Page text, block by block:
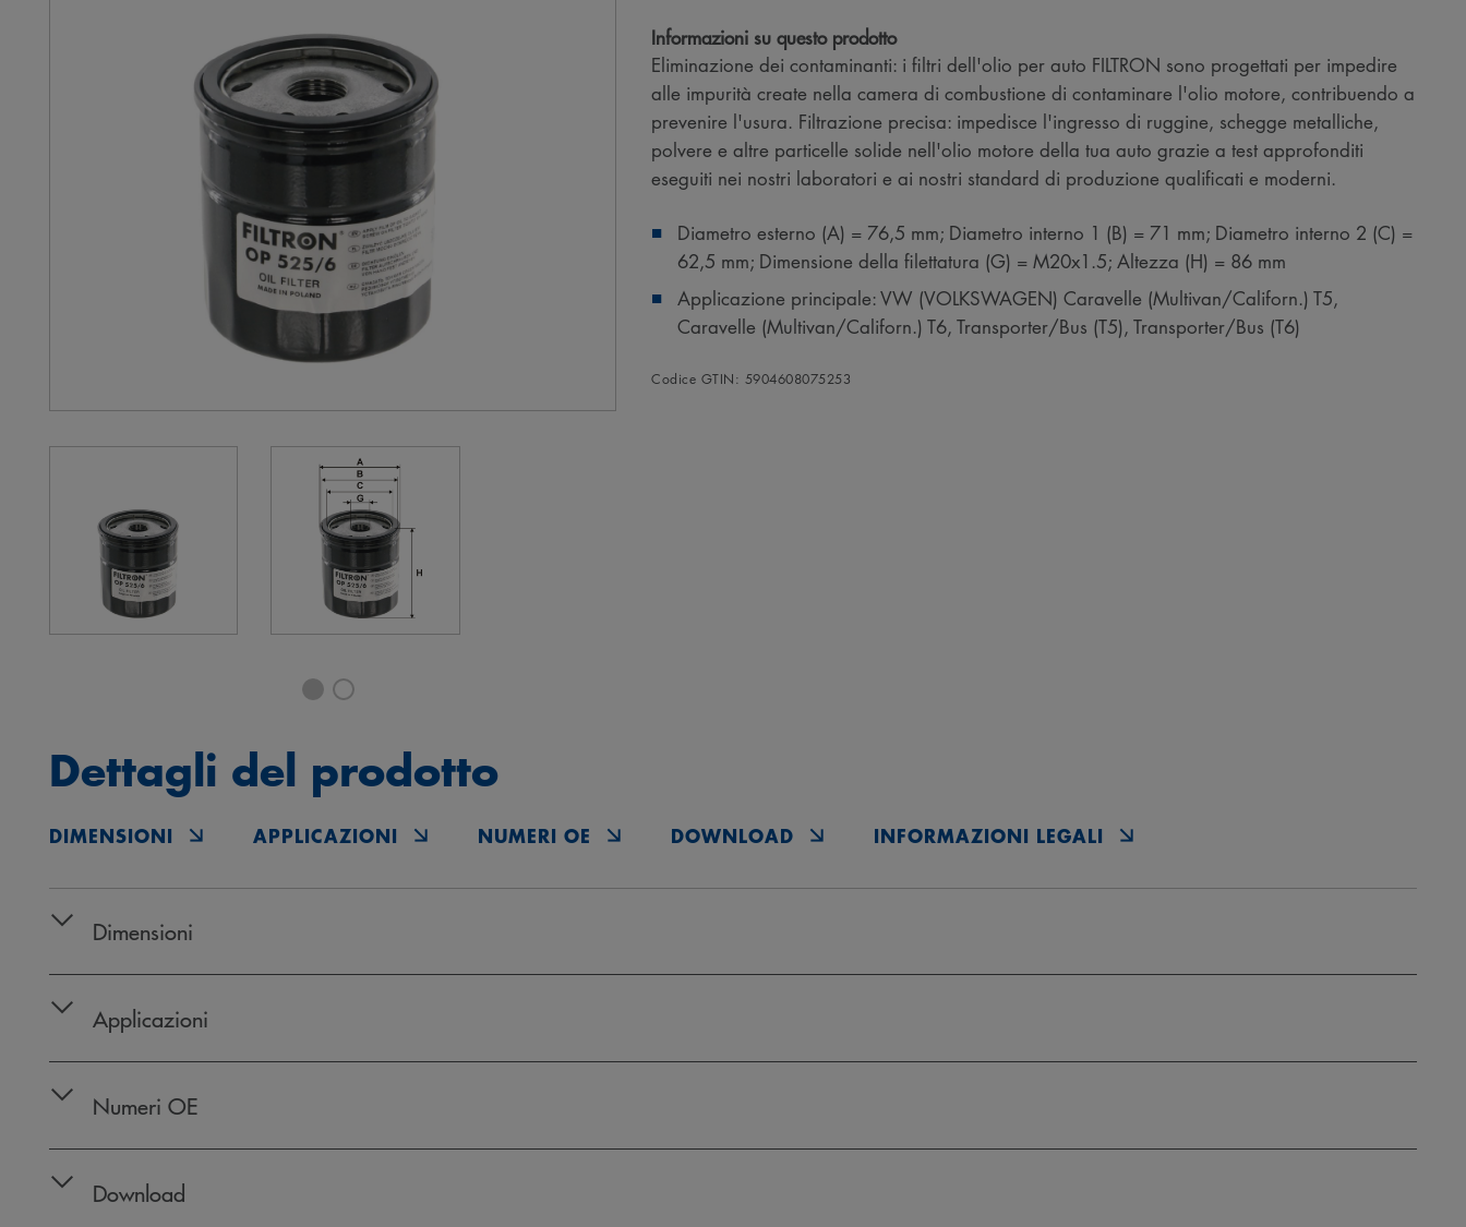
Informazioni su questo prodotto
Eliminazione dei contaminanti: i filtri dell'olio per auto FILTRON sono progettati per impedire
alle impurità create nella camera di combustione di contaminare l'olio motore, contribuendo a
prevenire l'usura. Filtrazione precisa: impedisce l'ingresso di ruggine, schegge metalliche,
polvere e altre particelle solide nell'olio motore della tua auto grazie a test approfonditi
eseguiti nei nostri laboratori e ai nostri standard di produzione qualificati e moderni.
Diametro esterno (A) = 76,5 mm; Diametro interno 1 (B) = 71 mm; Diametro interno 2 (C) =
62,5 mm; Dimensione della filettatura (G) = M20x1.5; Altezza (H) = 86 mm
Applicazione principale: VW (VOLKSWAGEN) Caravelle (Multivan/Californ.) T5,
Caravelle (Multivan/Californ.) T6, Transporter/Bus (T5), Transporter/Bus (T6)
Codice GTIN: 5904608075253
Dettagli del prodotto
DIMENSIONI APPLICAZIONI NUMERI OE DOWNLOAD INFORMAZIONI LEGALI
Dimensioni
Applicazioni
Numeri OE
Download